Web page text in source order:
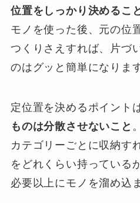
位置をしっかり決めるこ
モノを使った後、元の位
つくりさえすれば、片づ
のはグッと簡単になります
定位置を決めるポイントは
ものは分散させないこと 。
カテゴリーごとに収納す
をどれくらい持っている
必要以上にモノを溜め込